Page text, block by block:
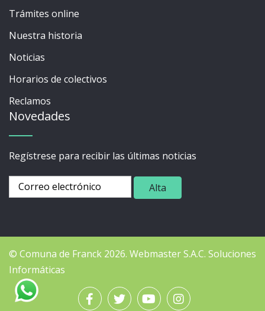
Trámites online
Nuestra historia
Noticias
Horarios de colectivos
Reclamos
Novedades
Regístrese para recibir las últimas noticias
© Comuna de Franck 2026. WebmasterS.A.C. Soluciones
Informáticas